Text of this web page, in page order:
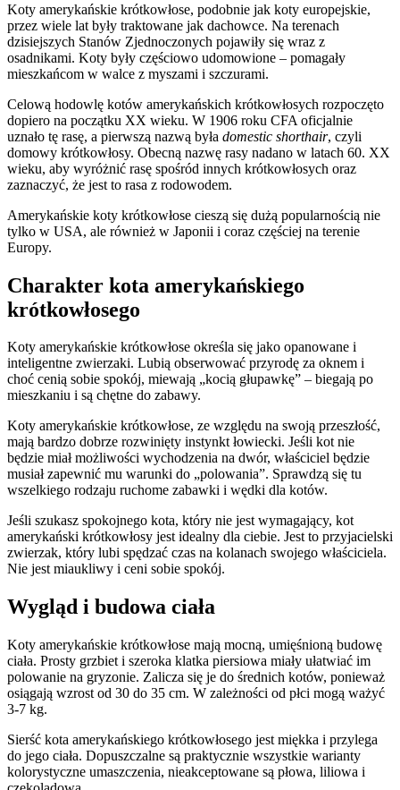
Koty amerykańskie krótkowłose, podobnie jak koty europejskie,
przez wiele lat były traktowane jak dachowce. Na terenach
dzisiejszych Stanów Zjednoczonych pojawiły się wraz z
osadnikami. Koty były częściowo udomowione – pomagały
mieszkańcom w walce z myszami i szczurami.
Celową hodowlę kotów amerykańskich krótkowłosych rozpoczęto
dopiero na początku XX wieku. W 1906 roku CFA oficjalnie
uznało tę rasę, a pierwszą nazwą była domestic shorthair, czyli
domowy krótkowłosy. Obecną nazwę rasy nadano w latach 60. XX
wieku, aby wyróżnić rasę spośród innych krótkowłosych oraz
zaznaczyć, że jest to rasa z rodowodem.
Amerykańskie koty krótkowłose cieszą się dużą popularnością nie
tylko w USA, ale również w Japonii i coraz częściej na terenie
Europy.
Charakter kota amerykańskiego
krótkowłosego
Koty amerykańskie krótkowłose określa się jako opanowane i
inteligentne zwierzaki. Lubią obserwować przyrodę za oknem i
choć cenią sobie spokój, miewają „kocią głupawkę” – biegają po
mieszkaniu i są chętne do zabawy.
Koty amerykańskie krótkowłose, ze względu na swoją przeszłość,
mają bardzo dobrze rozwinięty instynkt łowiecki. Jeśli kot nie
będzie miał możliwości wychodzenia na dwór, właściciel będzie
musiał zapewnić mu warunki do „polowania”. Sprawdzą się tu
wszelkiego rodzaju ruchome zabawki i wędki dla kotów.
Jeśli szukasz spokojnego kota, który nie jest wymagający, kot
amerykański krótkowłosy jest idealny dla ciebie. Jest to przyjacielski
zwierzak, który lubi spędzać czas na kolanach swojego właściciela.
Nie jest miaukliwy i ceni sobie spokój.
Wygląd i budowa ciała
Koty amerykańskie krótkowłose mają mocną, umięśnioną budowę
ciała. Prosty grzbiet i szeroka klatka piersiowa miały ułatwiać im
polowanie na gryzonie. Zalicza się je do średnich kotów, ponieważ
osiągają wzrost od 30 do 35 cm. W zależności od płci mogą ważyć
3-7 kg.
Sierść kota amerykańskiego krótkowłosego jest miękka i przylega
do jego ciała. Dopuszczalne są praktycznie wszystkie warianty
kolorystyczne umaszczenia, nieakceptowane są płowa, liliowa i